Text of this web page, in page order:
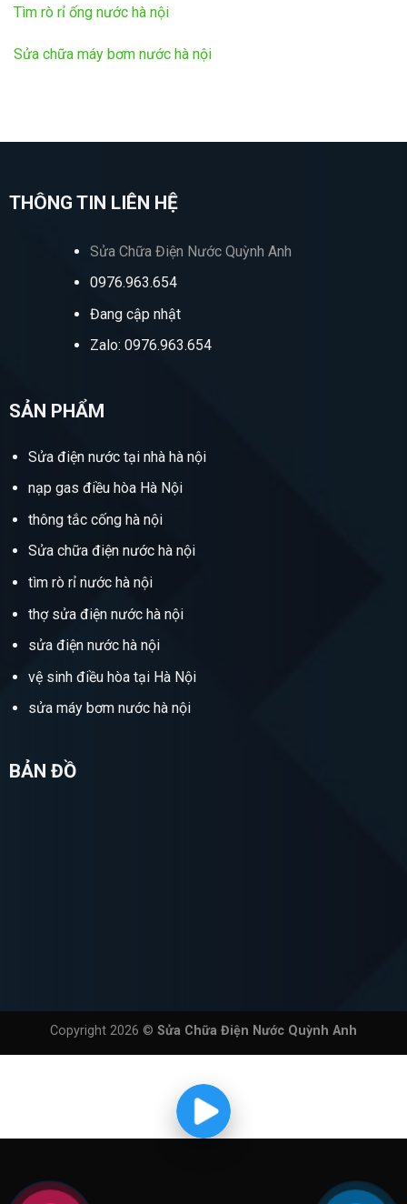
Tìm rò rỉ ống nước hà nội
Sửa chữa máy bơm nước hà nội
THÔNG TIN LIÊN HỆ
Sửa Chữa Điện Nước Quỳnh Anh
0976.963.654
Đang cập nhật
Zalo: 0976.963.654
SẢN PHẨM
Sửa điện nước tại nhà hà nội
nạp gas điều hòa Hà Nội
thông tắc cống hà nội
Sửa chữa điện nước hà nội
tìm rò rỉ nước hà nội
thợ sửa điện nước hà nội
sửa điện nước hà nội
vệ sinh điều hòa tại Hà Nội
sửa máy bơm nước hà nội
BẢN ĐỒ
Copyright 2026 © Sửa Chữa Điện Nước Quỳnh Anh